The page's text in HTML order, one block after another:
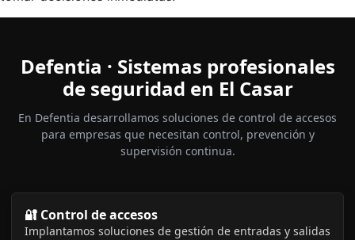
Defentia · Sistemas profesionales
de seguridad en El Casar
En Defentia desarrollamos soluciones de control de accesos
para empresas que necesitan control, prevención y
supervisión continua.
🔐 Control de accesos
Implantamos soluciones de gestión de entradas y salidas